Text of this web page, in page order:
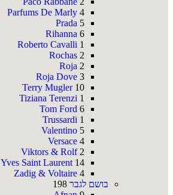
Parfums De Marly 4
Prada 5
Rihanna 6
Roberto Cavalli 1
Rochas 2
Roja 2
Roja Dove 3
Terry Mugler 10
Tiziana Terenzi 1
Tom Ford 6
Trussardi 1
Valentino 5
Versace 4
Viktors & Rolf 2
Yves Saint Laurent 14
Zadig & Voltaire 4
בושם לגבר 198